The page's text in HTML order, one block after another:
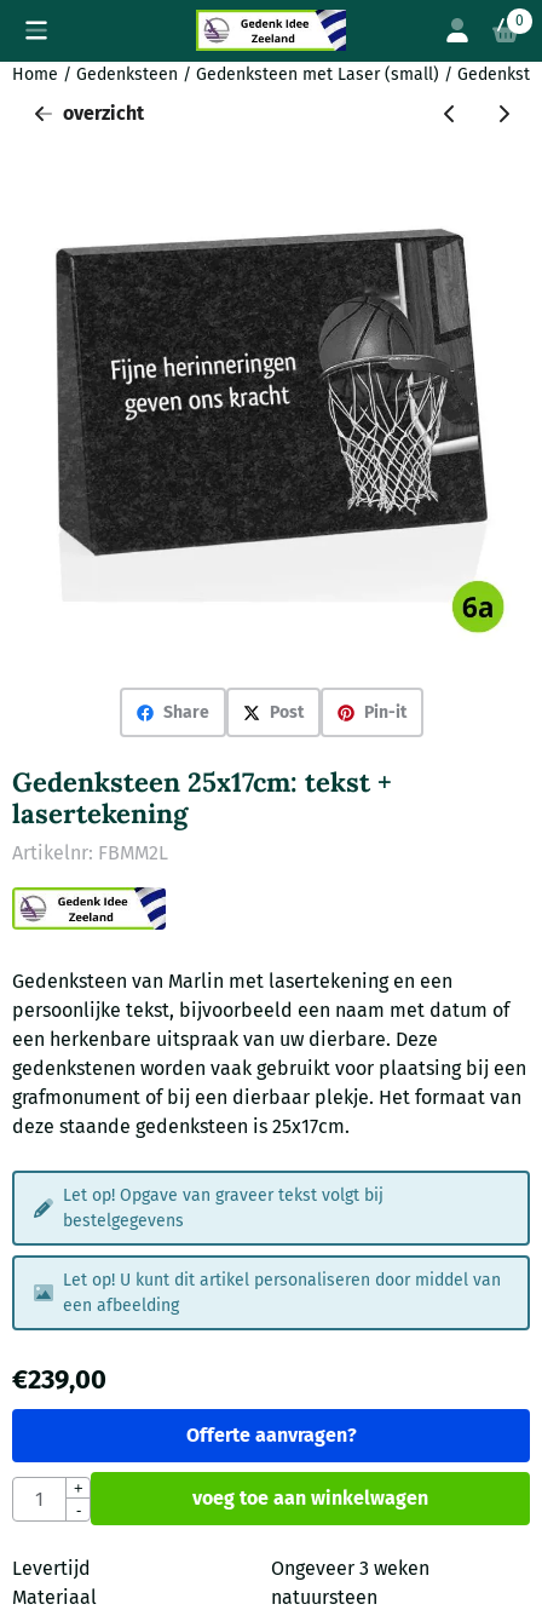
Cookievoorkeuren zijn beschikbaar. Kies instellingen of sta0
Home / Gedenksteen / Gedenksteen met Laser (small) /
overzicht
Share Post Pin-it
Gedenksteen 25x17cm: tekst +
lasertekening
Artikelnr: FBMM2L
Gedenksteen van Marlin met lasertekening en een
persoonlijke tekst, bijvoorbeeld een naam met datum of
een herkenbare uitspraak van uw dierbare. Deze
gedenkstenen worden vaak gebruikt voor plaatsing bij een
grafmonument of bij een dierbaar plekje. Het formaat van
deze staande gedenksteen is 25x17cm.
Let op! Opgave van graveer tekst volgt bij
bestelgegevens
Let op! U kunt dit artikel personaliseren door middel van
een afbeelding
€239,00
Offerte aanvragen?
Aantal
+
-
voeg toe aan winkelwagen
Levertijd
Ongeveer 3 weken
Materiaal
natuursteen